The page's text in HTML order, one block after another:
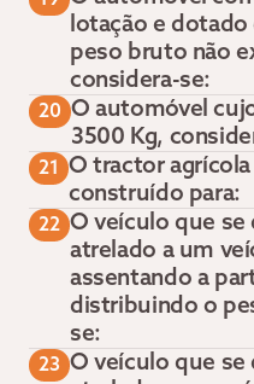
lotação e dotado
peso bruto não
considera-se:
20 O automóvel
3500 Kg,
21 O tractor
construído para:
22 O veículo que se
atrelado a um
assentando a
distribuindo o
se:
23 O veículo que se